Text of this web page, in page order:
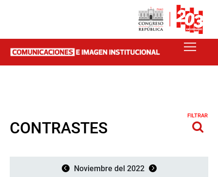
CONTRASTES
FILTRAR
Noviembre del 2022